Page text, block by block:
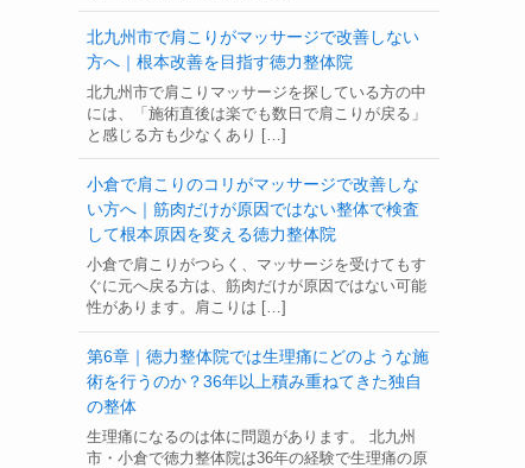
北九州市で肩こりがマッサージで改善しない
方へ｜根本改善を目指す徳力整体院
北九州市で肩こりマッサージを探している方の中
には、「施術直後は楽でも数日で肩こりが戻る」
と感じる方も少なくあり […]
小倉で肩こりのコリがマッサージで改善しな
い方へ｜筋肉だけが原因ではない整体で検査
して根本原因を変える徳力整体院
小倉で肩こりがつらく、マッサージを受けてもす
ぐに元へ戻る方は、筋肉だけが原因ではない可能
性があります。肩こりは […]
第6章｜徳力整体院では生理痛にどのような施
術を行うのか？36年以上積み重ねてきた独自
の整体
生理痛になるのは体に問題があります。 北九州
市・小倉で徳力整体院は36年の経験で生理痛の原